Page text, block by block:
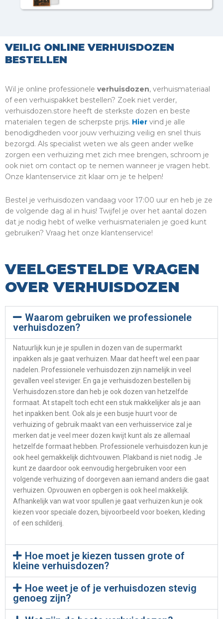
VEILIG ONLINE VERHUISDOZEN
BESTELLEN
Wil je online professionele verhuisdozen, verhuismateriaal
of een verhuispakket bestellen? Zoek niet verder,
verhuisdozen.store heeft de sterkste dozen en beste
materialen tegen de scherpste prijs. Hier vind je alle
benodigdheden voor jouw verhuizing veilig en snel thuis
bezorgd. Als specialist weten we als geen ander welke
zorgen een verhuizing met zich mee brengen, schroom je
ook niet om contact op te nemen wanneer je vragen hebt.
Onze klantenservice zit klaar om je te helpen!
Bestel je verhuisdozen vandaag voor 17:00 uur en heb je ze
de volgende dag al in huis! Twijfel je over het aantal dozen
dat je nodig hebt of welke verhuismaterialen je goed kunt
gebruiken? Vraag het onze klantenservice!
VEELGESTELDE VRAGEN
OVER VERHUISDOZEN
Waarom gebruiken we professionele
verhuisdozen?
Natuurlijk kun je je spullen in dozen van de supermarkt
inpakken als je gaat verhuizen. Maar dat heeft wel een paar
nadelen. Professionele verhuisdozen zijn namelijk in veel
gevallen veel steviger. En ga je verhuisdozen bestellen bij
Verhuisdozen.store dan heb je ook dozen van hetzelfde
formaat. At stapelt toch echt een stuk makkelijker als je aan
het inpakken bent. Ook als je een busje huurt voor de
verhuizing of gebruik maakt van een verhuisservice zal je
merken dat je veel meer dozen kwijt kunt als ze allemaal
hetzelfde formaat hebben. Professionele verhuisdozen kun je
ook heel gemakkelijk dichtvouwen. Plakband is niet nodig. Je
kunt ze daardoor ook eenvoudig hergebruiken voor een
volgende verhuizing of doorgeven aan iemand anders die gaat
verhuizen. Opvouwen en opbergen is ook heel makkelijk.
Afhankelijk van wat voor spullen je gaat verhuizen kun je ook
kiezen voor speciale dozen, bijvoorbeeld voor boeken, kleding
of een schilderij.
Hoe moet je kiezen tussen grote of
kleine verhuisdozen?
Hoe weet je of je verhuisdozen stevig
genoeg zijn?